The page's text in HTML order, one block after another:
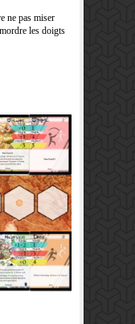
ne pas miser
les doigts